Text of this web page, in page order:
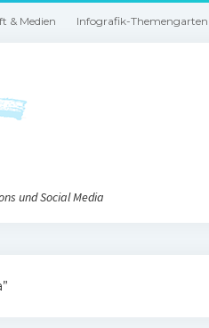
& Medien Infografik-Themengarten
und Social Media